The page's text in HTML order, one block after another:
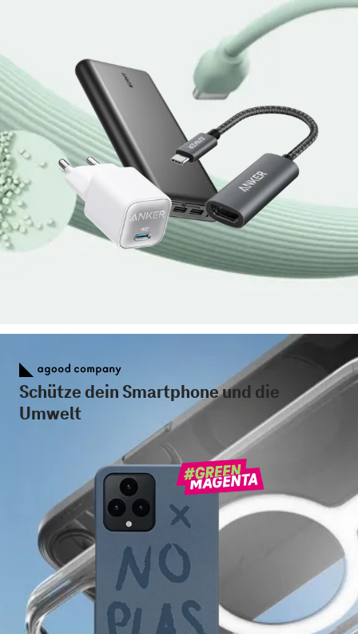
Schütze dein Smartphone und die
Umwelt